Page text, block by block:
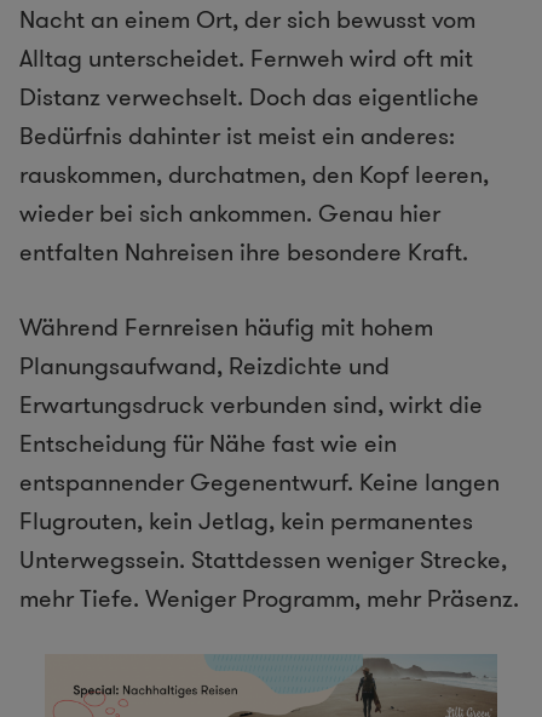
Nacht an einem Ort, der sich bewusst vom
Alltag unterscheidet. Fernweh wird oft mit
Distanz verwechselt. Doch das eigentliche
Bedürfnis dahinter ist meist ein anderes:
rauskommen, durchatmen, den Kopf leeren,
wieder bei sich ankommen. Genau hier
entfalten Nahreisen ihre besondere Kraft.
Während Fernreisen häufig mit hohem
Planungsaufwand, Reizdichte und
Erwartungsdruck verbunden sind, wirkt die
Entscheidung für Nähe fast wie ein
entspannender Gegenentwurf. Keine langen
Flugrouten, kein Jetlag, kein permanentes
Unterwegssein. Stattdessen weniger Strecke,
mehr Tiefe. Weniger Programm, mehr Präsenz.